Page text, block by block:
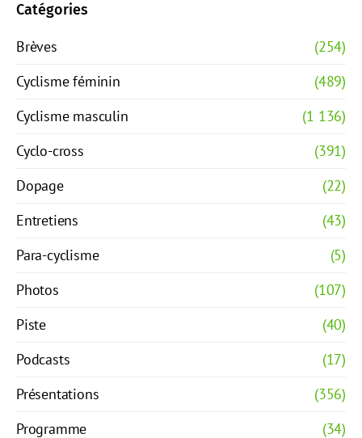
Catégories
Brèves
(254)
Cyclisme féminin
(489)
Cyclisme masculin
(1 136)
Cyclo-cross
(391)
Dopage
(22)
Entretiens
(43)
Para-cyclisme
(5)
Photos
(107)
Piste
(40)
Podcasts
(17)
Présentations
(356)
Programme
(34)